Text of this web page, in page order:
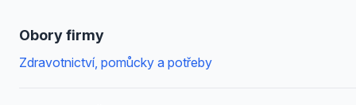
Obory firmy
Zdravotnictví, pomůcky a potřeby